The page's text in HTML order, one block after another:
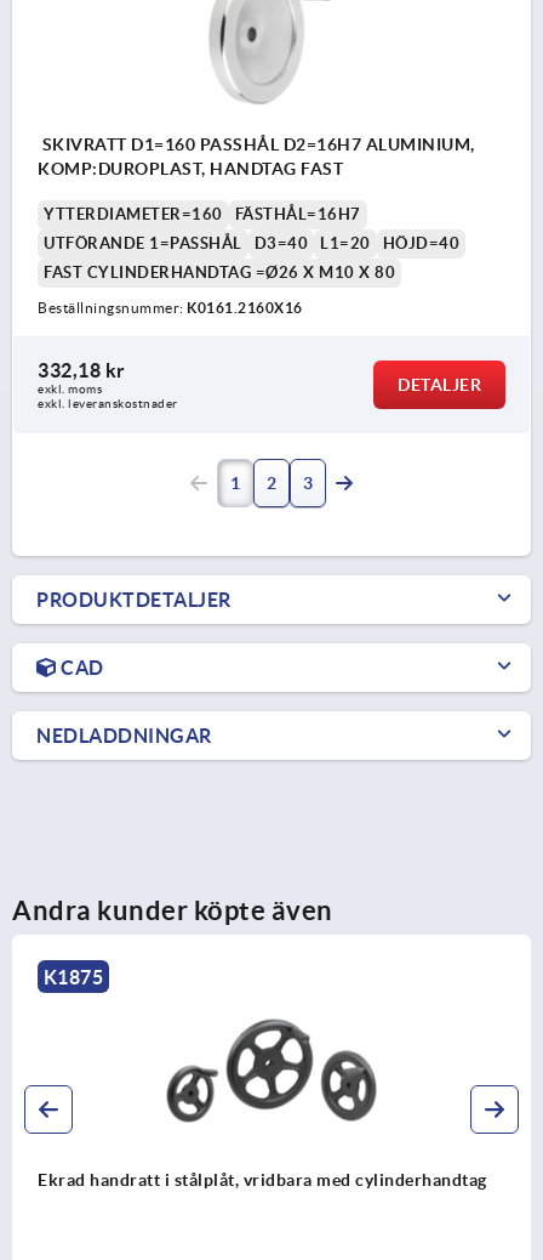
SKIVRATT D1=160 PASSHÅL D2=16H7 ALUMINIUM,
KOMP:DUROPLAST, HANDTAG FAST
YTTERDIAMETER=160
FÄSTHÅL=16H7
UTFÖRANDE 1=PASSHÅL
D3=40 L1=20
HÖJD=40
FAST CYLINDERHANDTAG =Ø26 X M10 X 80
Beställningsnummer: K0161.2160X16
332,18 kr
exkl. moms
exkl. leveranskostnader
DETALJER
1 2 3
PRODUKTDETALJER
CAD
NEDLADDNINGAR
Andra kunder köpte även
2-ekrade rattar av aluminium med vridbart